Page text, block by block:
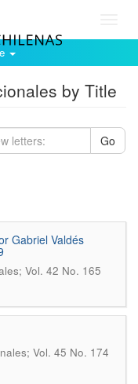
by Title
Go
Gabriel Valdés
Vol. 42 No. 165
Vol. 45 No. 174